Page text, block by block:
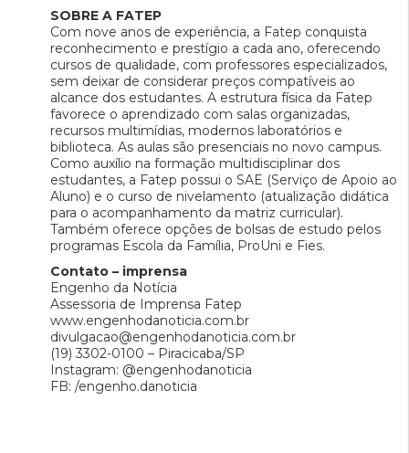
SOBRE A FATEP
Com nove anos de experiência, a Fatep conquista
reconhecimento e prestígio a cada ano, oferecendo
cursos de qualidade, com professores especializados,
sem deixar de considerar preços compatíveis ao
alcance dos estudantes. A estrutura física da Fatep
favorece o aprendizado com salas organizadas,
recursos multimídias, modernos laboratórios e
biblioteca. As aulas são presenciais no novo campus.
Como auxílio na formação multidisciplinar dos
estudantes, a Fatep possui o SAE (Serviço de Apoio ao
Aluno) e o curso de nivelamento (atualização didática
para o acompanhamento da matriz curricular).
Também oferece opções de bolsas de estudo pelos
programas Escola da Família, ProUni e Fies.
Contato – imprensa
Engenho da Notícia
Assessoria de Imprensa Fatep
www.engenhodanoticia.com.br
divulgacao@engenhodanoticia.com.br
(19) 3302-0100 – Piracicaba/SP
Instagram: @engenhodanoticia
FB: /engenho.danoticia